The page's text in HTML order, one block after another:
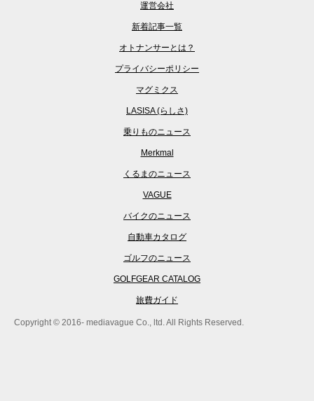
運営会社
新着記事一覧
オトナンサーとは？
プライバシーポリシー
マグミクス
LASISA (らしさ)
乗りものニュース
Merkmal
くるまのニュース
VAGUE
バイクのニュース
自動車カタログ
ゴルフのニュース
GOLFGEAR CATALOG
旅費ガイド
Copyright © 2016- mediavague Co., ltd. All Rights Reserved.